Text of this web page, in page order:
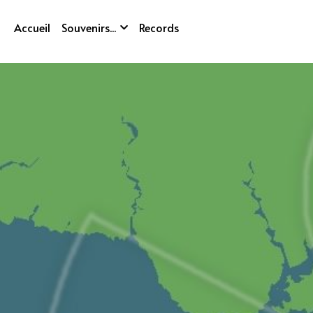
Accueil Souvenirs... Records
Les vidéos du bord
Morbihan Challenge 2020
(Réservé aux membres du club des